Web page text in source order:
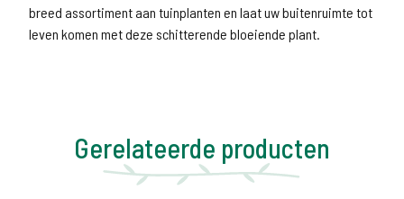
breed assortiment aan tuinplanten en laat uw buitenruimte tot
leven komen met deze schitterende bloeiende plant.
Gerelateerde producten